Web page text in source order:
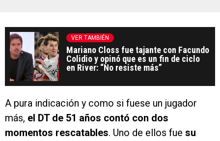
VER TAMBIÉN
Mariano Closs fue tajante con Facundo
Colidio y opinó que es un fin de ciclo
en River: “No resiste más”
A pura indicación y como si fuese un jugador
más, el DT de 51 años contó con dos
momentos rescatables. Uno de ellos fue su